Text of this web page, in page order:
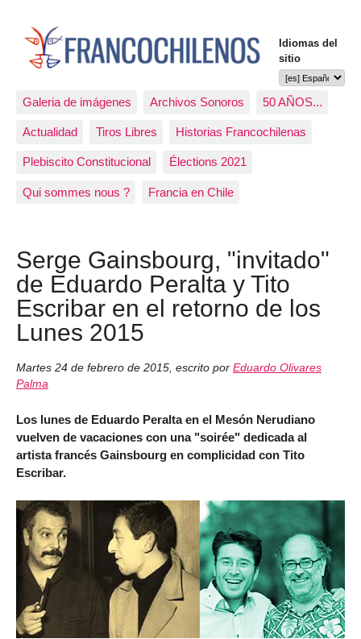
Idiomas del
sitio
Galeria de imágenes Archivos Sonoros 50 AÑOS...
Actualidad Tiros Libres Historias Francochilenas
Plebiscito Constitucional Élections 2021
Qui sommes nous ? Francia en Chile
Serge Gainsbourg, "invitado"
de Eduardo Peralta y Tito
Escribar en el retorno de los
Lunes 2015
Martes 24 de febrero de 2015, escrito por Eduardo Olivares
Palma
Los lunes de Eduardo Peralta en el Mesón Nerudiano
vuelven de vacaciones con una "soirée" dedicada al
artista francés Gainsbourg en complicidad con Tito
Escribar.